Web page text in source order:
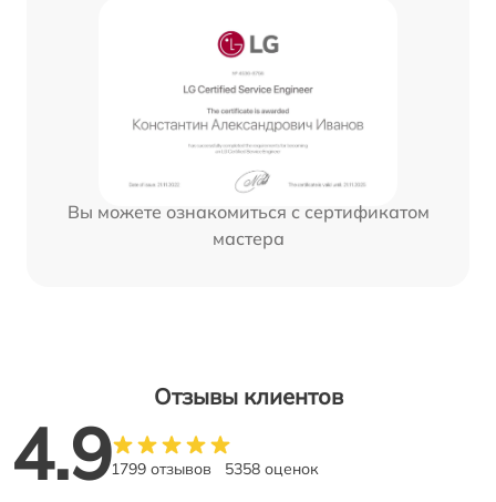
Вы можете ознакомиться с сертификатом
мастера
Отзывы клиентов
4.91799 отзывов 5358 оценок